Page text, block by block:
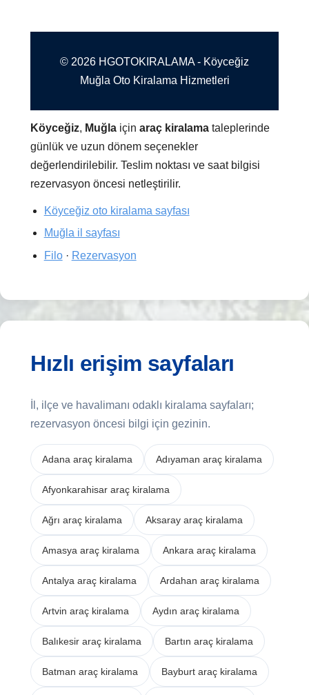
© 2026 HGOTOKIRALAMA - Köyceğiz
Muğla Oto Kiralama Hizmetleri
Köyceğiz, Muğla içinaraç kiralama taleplerinde
günlük ve uzun dönem seçenekler
değerlendirilebilir. Teslim noktası ve saat bilgisi
rezervasyon öncesi netleştirilir.
Köyceğiz oto kiralama sayfası
Muğla il sayfası
Filo· Rezervasyon
Hızlı erişim sayfaları
İl, ilçe ve havalimanı odaklı kiralama sayfaları;
rezervasyon öncesi bilgi için gezinin.
Adana araç kiralama Adıyaman araç kiralama
Afyonkarahisar araç kiralama
Ağrı araç kiralama Aksaray araç kiralama
Amasya araç kiralama Ankara araç kiralama
Antalya araç kiralama Ardahan araç kiralama
Artvin araç kiralama Aydın araç kiralama
Balıkesir araç kiralama Bartın araç kiralama
Batman araç kiralama Bayburt araç kiralama